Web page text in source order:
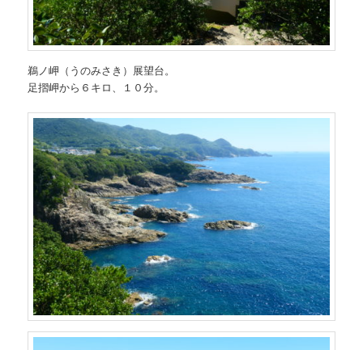
鵜ノ岬（うのみさき）展望台。
足摺岬から６キロ、１０分。